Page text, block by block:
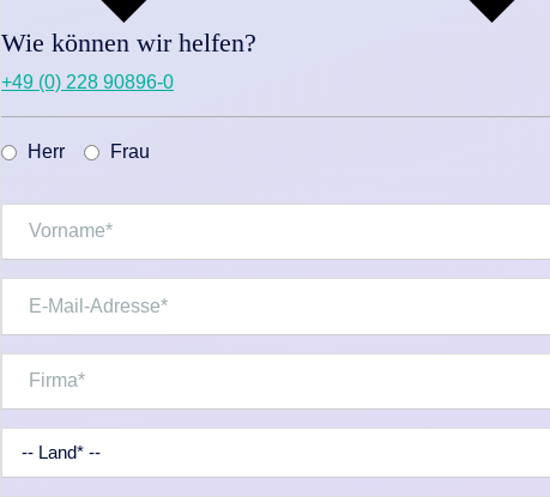
Wie können wir helfen?
+49 (0) 228 90896-0
Herr Frau